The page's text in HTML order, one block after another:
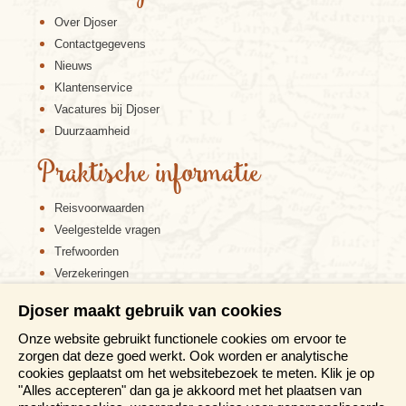
Als de inwoners van Santiago naar de kust gaan,
typische badplaats in Europese stijl. Je vindt hier
villa’s en een gezellig centrum. Naast Viña del Mar
ligt Valparaíso, een historische stad die op én tegen
een berg ligt. UNESCO heeft niet voor niets deze
stad uitgeroepen tot werelderfgoed. Het oude
Over Djoser
Contactgegevens
Nieuws
Klantenservice
Vacatures bij Djoser
Duurzaamheid
Praktische informatie
Reisvoorwaarden
Veelgestelde vragen
Trefwoorden
Verzekeringen
Disclaimer
Cookiebeleid
Privacy verklaring
Reis en boek met Djoser zekerheid
Djoser maakt gebruik van cookies
Onze website gebruikt functionele cookies om ervoor te
zorgen dat deze goed werkt. Ook worden er analytische
cookies geplaatst om het websitebezoek te meten. Klik je op
"Alles accepteren" dan ga je akkoord met het plaatsen van